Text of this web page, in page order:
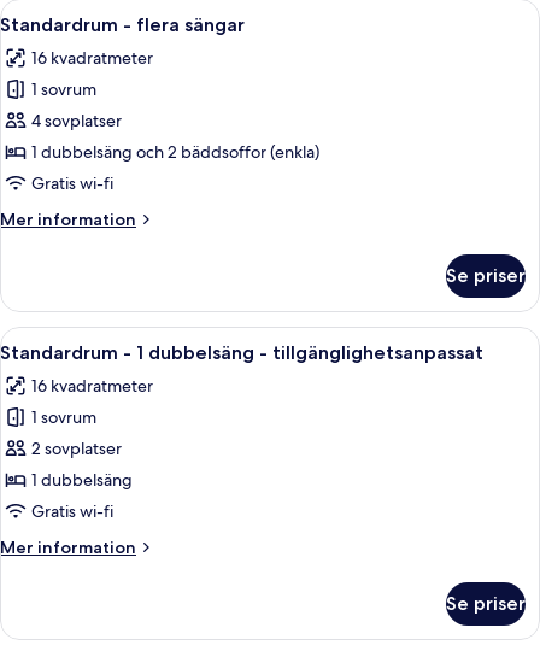
sängar
Öppna
alla
foton
för
Standardrum
-
flera
Ett skrivbord i trä med en låda, en
6
Standardrum - flera sängar
16 kvadratmeter
1 sovrum
4 sovplatser
1 dubbelsäng och 2 bäddsoffor (enkla)
Gratis wi-fi
Mer information
Mer
-
flera
sängar
Se priser
Öppna
alla
foton
för
Standardrum
-
1
-
Ett hotellrum med en säng, ett
11
Standardrum - 1 dubbelsäng - tillgänglighetsanpassat
16 kvadratmeter
1 sovrum
2 sovplatser
1 dubbelsäng
Gratis wi-fi
Mer information
Mer
-
Se priser